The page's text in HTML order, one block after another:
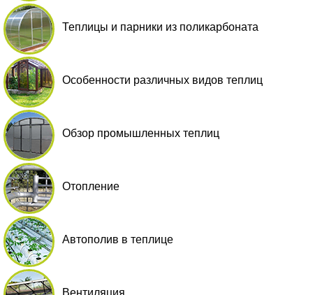
Теплицы и парники из поликарбоната
Особенности различных видов теплиц
Обзор промышленных теплиц
Отопление
Автополив в теплице
Вентиляция